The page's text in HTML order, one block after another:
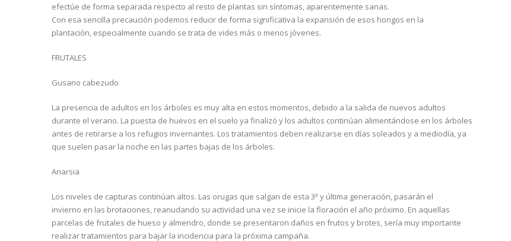
efectúe de forma separada respecto al resto de plantas sin síntomas, aparentemente sanas.
Con esa sencilla precaución podemos reducir de forma significativa la expansión de esos hongos en la
plantación, especialmente cuando se trata de vides más o menos jóvenes.
FRUTALES
Gusano cabezudo
La presencia de adultos en los árboles es muy alta en estos momentos, debido a la salida de nuevos adultos
durante el verano. La puesta de huevos en el suelo ya finalizó y los adultos continúan alimentándose en los árboles
antes de retirarse a los refugios invernantes. Los tratamientos deben realizarse en días soleados y a mediodía, ya
que suelen pasar la noche en las partes bajas de los árboles.
Anarsia
Los niveles de capturas continúan altos. Las orugas que salgan de esta 3ª y última generación, pasarán el
invierno en las brotaciones, reanudando su actividad una vez se inicie la floración el año próximo. En aquellas
parcelas de frutales de hueso y almendro, donde se presentaron daños en frutos y brotes, sería muy importante
realizar tratamientos para bajar la incidencia para la próxima campaña.